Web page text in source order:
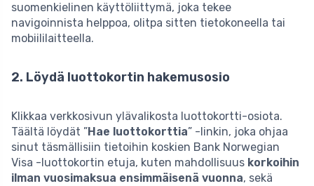
suomenkielinen käyttöliittymä, joka tekee
navigoinnista helppoa, olitpa sitten tietokoneella tai
mobiililaitteella.
2. Löydä luottokortin hakemusosio
Klikkaa verkkosivun ylävalikosta luottokortti-osiota.
Täältä löydät ”Hae luottokorttia” -linkin, joka ohjaa
sinut täsmällisiin tietoihin koskien Bank Norwegian
Visa -luottokortin etuja, kuten mahdollisuus korkoihin
ilman vuosimaksua ensimmäisenä vuonna, sekä